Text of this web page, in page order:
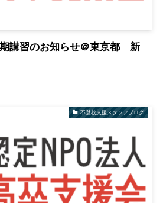
習のお知らせ＠東京都 新
不登校支援スタッフブログ